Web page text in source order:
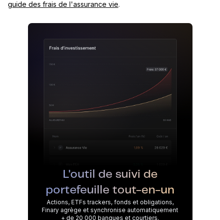
guide des frais de l'assurance vie.
L'outil de suivi de
portefeuille tout-en-un
Actions, ETFs trackers, fonds et obligations,
Finary agrège et synchronise automatiquement
+ de 20 000 banques et courtiers.